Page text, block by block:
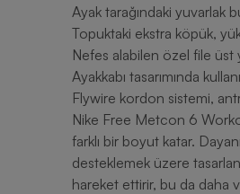
Ayak tarağındaki yuvarlak
Topuktaki ekstra köpük,
Nefes alabilen özel file üst
Ayakkabı tasarımında
Flywire kordon sistemi,
Nike Free Metcon 6
farklı bir boyut katar.
desteklemek üzere
hareket ettirir, bu da daha